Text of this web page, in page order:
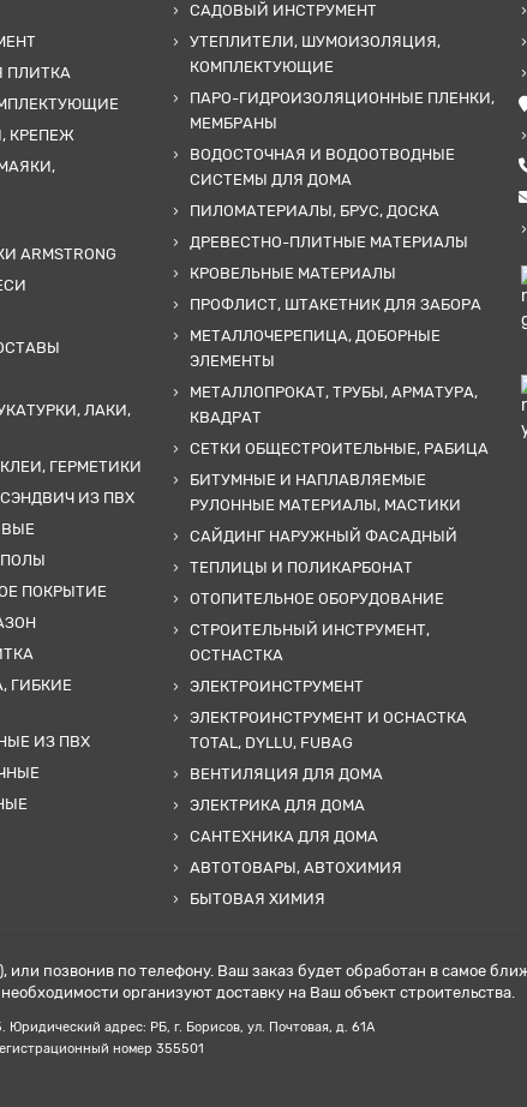
ПЛИТКА
КРЕПЕЖ
ЛАКИ,
ГЕРМЕТИКИ
ИЗ ПВХ
ПОКРЫТИЕ
ГИБКИЕ
ИЗ ПВХ
САДОВЫЙ ИНСТРУМЕНТ
УТЕПЛИТЕЛИ, ШУМОИЗОЛЯЦИЯ,
КОМПЛЕКТУЮЩИЕ
ПАРО-ГИДРОИЗОЛЯЦИОННЫЕ ПЛЕНКИ,
МЕМБРАНЫ
ВОДОСТОЧНАЯ И ВОДООТВОДНЫЕ
СИСТЕМЫ ДЛЯ ДОМА
ПИЛОМАТЕРИАЛЫ, БРУС, ДОСКА
ДРЕВЕСТНО-ПЛИТНЫЕ МАТЕРИАЛЫ
КРОВЕЛЬНЫЕ МАТЕРИАЛЫ
ПРОФЛИСТ, ШТАКЕТНИК ДЛЯ ЗАБОРА
МЕТАЛЛОЧЕРЕПИЦА, ДОБОРНЫЕ
ЭЛЕМЕНТЫ
МЕТАЛЛОПРОКАТ, ТРУБЫ, АРМАТУРА,
КВАДРАТ
СЕТКИ ОБЩЕСТРОИТЕЛЬНЫЕ, РАБИЦА
БИТУМНЫЕ И НАПЛАВЛЯЕМЫЕ
РУЛОННЫЕ МАТЕРИАЛЫ, МАСТИКИ
САЙДИНГ НАРУЖНЫЙ ФАСАДНЫЙ
ТЕПЛИЦЫ И ПОЛИКАРБОНАТ
ОТОПИТЕЛЬНОЕ ОБОРУДОВАНИЕ
СТРОИТЕЛЬНЫЙ ИНСТРУМЕНТ,
ОСТНАСТКА
ЭЛЕКТРОИНСТРУМЕНТ
ЭЛЕКТРОИНСТРУМЕНТ И ОСНАСТКА
TOTAL, DYLLU, FUBAG
ВЕНТИЛЯЦИЯ ДЛЯ ДОМА
ЭЛЕКТРИКА ДЛЯ ДОМА
САНТЕХНИКА ДЛЯ ДОМА
АВТОТОВАРЫ, АВТОХИМИЯ
БЫТОВАЯ ХИМИЯ
позвонив по телефону. Ваш заказ будет обработан в самое
организуют доставку на Ваш объект строительства.
адрес: РБ, г. Борисов, ул. Почтовая, д. 61А
номер 355501